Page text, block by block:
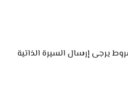
يرجى إرسال السيرة الذاتية